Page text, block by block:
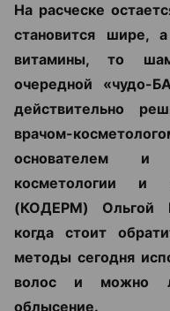
На расческе
становится шире,
витамины, то
очередной «чудо-
действительно
врачом-
основателем и
косметологии и
(КОДЕРМ) Ольгой
когда стоит
методы сегодня
волос и можно
облысение.